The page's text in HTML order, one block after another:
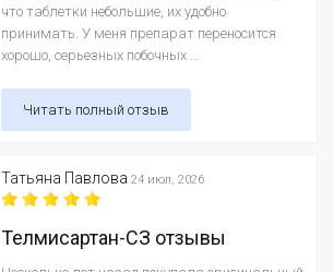
что таблетки небольшие, их удобно
принимать. У меня препарат переносится
хорошо, серьезных побочных ...
Читать полный отзыв
Татьяна Павлова 24 июл, 2026
Телмисартан-СЗ отзывы